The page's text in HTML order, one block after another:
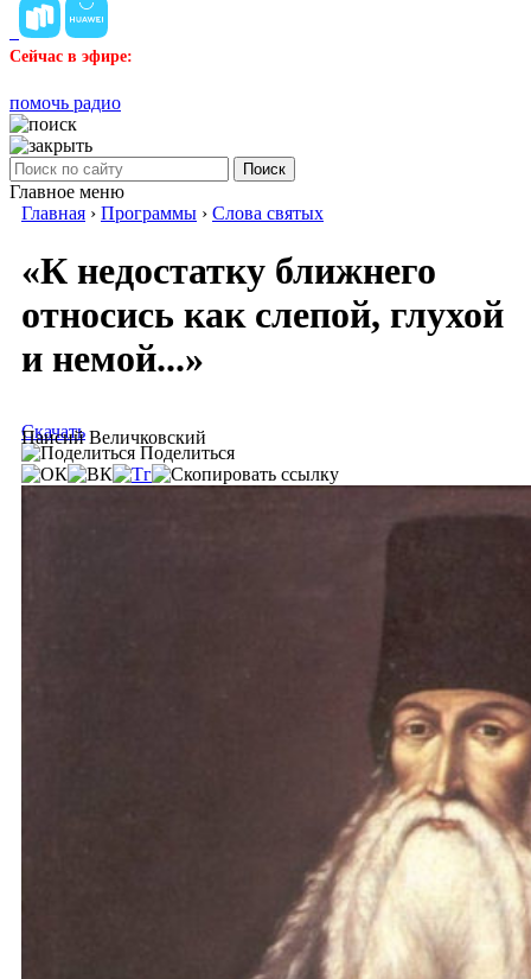
Сейчас в эфире:
помочь радио
Поиск
Главное меню
Главная › Программы › Слова святых
«К недостатку ближнего
относись как слепой, глухой
и немой...»
Паисий Величковский
Скачать
Поделиться